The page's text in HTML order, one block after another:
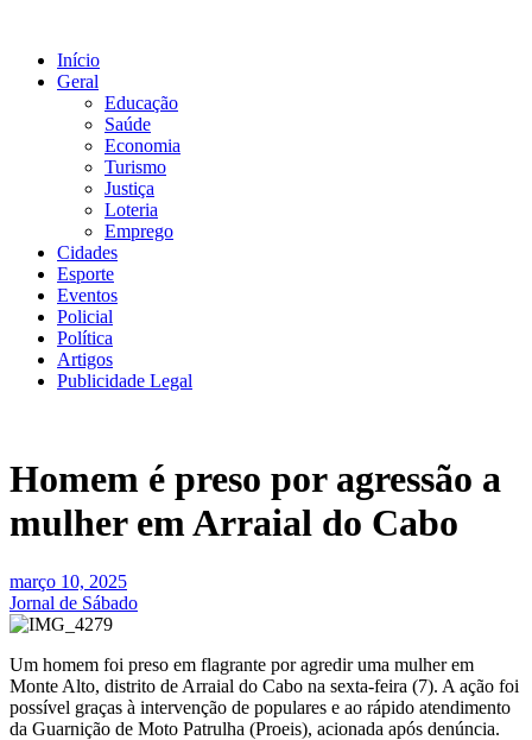
conteúdo
Início
Geral
Educação
Saúde
Economia
Turismo
Justiça
Loteria
Emprego
Cidades
Esporte
Eventos
Policial
Política
Artigos
Publicidade Legal
Homem é preso por agressão a
mulher em Arraial do Cabo
março 10, 2025
Jornal de Sábado
Um homem foi preso em flagrante por agredir uma mulher em
Monte Alto, distrito de Arraial do Cabo na sexta-feira (7). A ação foi
possível graças à intervenção de populares e ao rápido atendimento
da Guarnição de Moto Patrulha (Proeis), acionada após denúncia.